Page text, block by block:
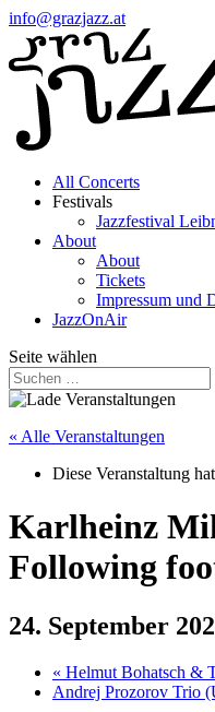
info@grazjazz.at
All Concerts
Festivals
Jazzfestival
About
About
Tickets
Impressum und
JazzOnAir
Seite wählen
« Alle Veranstaltungen
Diese Veranstaltung
Karlheinz
Following
24. September
« Helmut Bohatsch &
Andrej Prozorov Trio